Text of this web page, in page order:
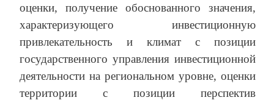
оценки, получение обоснованного значения,
характеризующего инвестиционную
привлекательность и климат с позиции
государственного управления инвестиционной
деятельности на региональном уровне, оценки
территории с позиции перспектив